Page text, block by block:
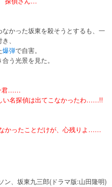
かった坂東を殺そうとするも、一
、
爆弾で自害。
う光景を見た。
君……
い名探偵は出てこなかったわ……!!
かったことだけが、心残りよ……
ン、坂東九三郎(ドラマ版:山田隆明)